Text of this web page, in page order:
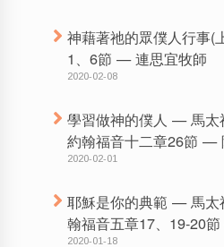
神藉著祂的眾僕人行事
1、6節 — 連思宜牧師
2020-02-08
學習做神的僕人 — 馬太
約翰福音十二章26節 —
2020-02-01
耶穌是你的典範 — 馬太
翰福音五章17、19-20
2020-01-18